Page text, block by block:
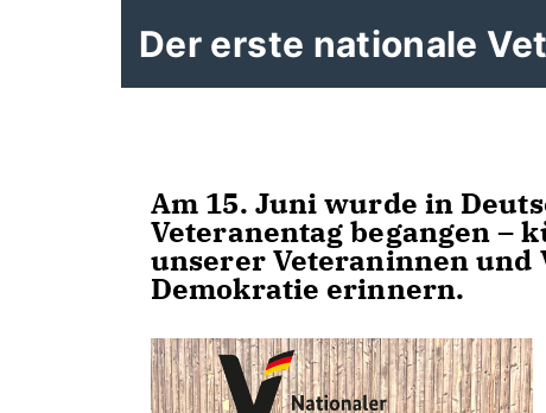
Der erste nationale
Am 15. Juni wurde in
Veteranentag begangen –
unserer Veteraninnen
Demokratie erinnern.